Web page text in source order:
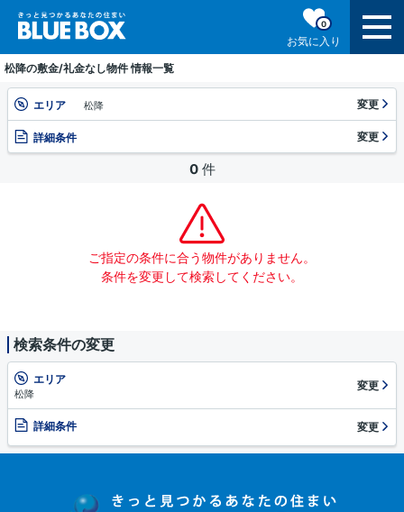
お気に入り
0
松降の敷金/礼金なし物件 情報一覧
エリア 松降 変更
詳細条件 変更
0 件
ご指定の条件に合う物件がありません。
条件を変更して検索してください。
検索条件の変更
エリア
松降
変更
詳細条件 変更